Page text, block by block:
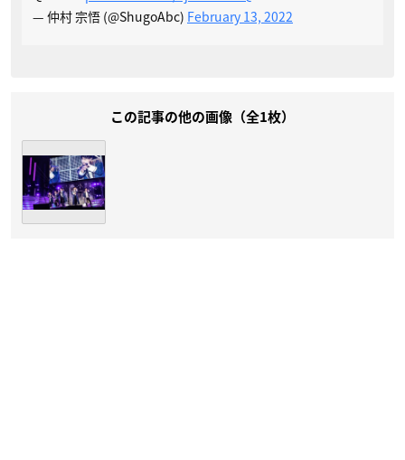
— 仲村 宗悟 (@ShugoAbc) February 13, 2022
この記事の他の画像（全1枚）